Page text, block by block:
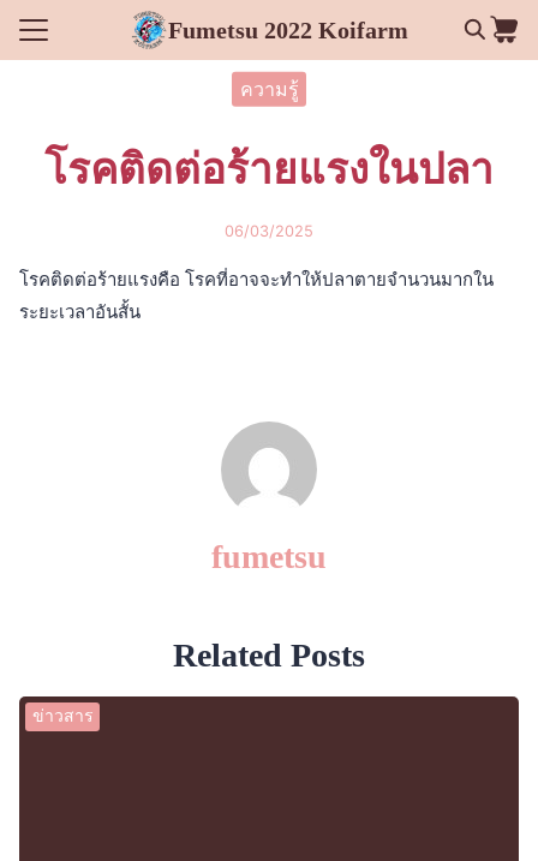
Skip
Fumetsu 2022 Koifarm
ของเรา
ความรู้
โรคติดต่อร้ายแรงในปลา
06/03/2025
โรคติดต่อร้ายแรงคือ โรคที่อาจจะทำให้ปลาตายจำนวนมากใน
ระยะเวลาอันสั้น
fumetsu
Related Posts
ข่าวสาร